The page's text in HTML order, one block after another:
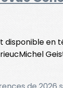
disponible